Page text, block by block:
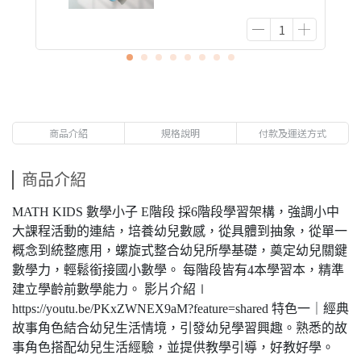
商品介紹 規格說明 付款及運送方式
商品介紹
MATH KIDS 數學小子 E階段 採6階段學習架構，強調小中
大課程活動的連結，培養幼兒數感，從具體到抽象，從單一
概念到統整應用，螺旋式整合幼兒所學基礎，奠定幼兒關鍵
數學力，輕鬆銜接國小數學。 每階段皆有4本學習本，精準
建立學齡前數學能力。 影片介紹∣
https://youtu.be/PKxZWNEX9aM?feature=shared 特色一｜經典
故事角色結合幼兒生活情境，引發幼兒學習興趣。熟悉的故
事角色搭配幼兒生活經驗，並提供教學引導，好教好學。